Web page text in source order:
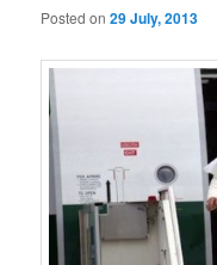
Posted on29 July, 2013